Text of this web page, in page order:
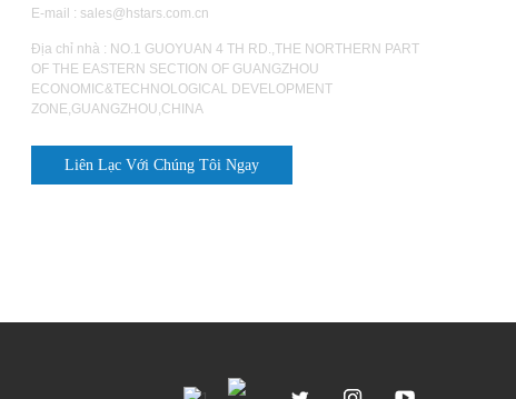
E-mail : sales@hstars.com.cn
Địa chỉ nhà : NO.1 GUOYUAN 4 TH RD.,THE NORTHERN PART
OF THE EASTERN SECTION OF GUANGZHOU
ECONOMIC&TECHNOLOGICAL DEVELOPMENT
ZONE,GUANGZHOU,CHINA
Liên Lạc Với Chúng Tôi Ngay